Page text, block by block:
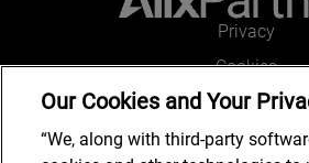
Privacy
Cookies
Legal and
Accessibility
Our Cookies and Your
“We, along with third-party